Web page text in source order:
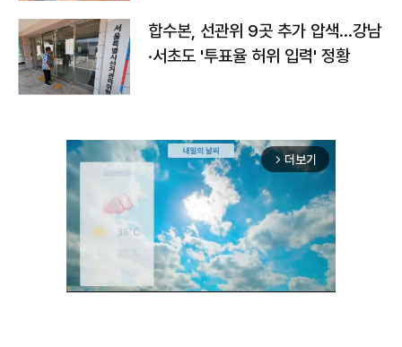
합수본, 선관위 9곳 추가 압색…강남
·서초도 '투표율 허위 입력' 정황
arrow_forward_ios 더보기